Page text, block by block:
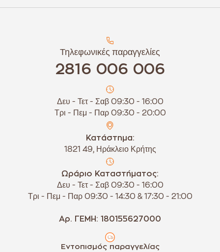
Τηλεφωνικές παραγγελίες
2816 006 006
Δευ - Τετ - Σαβ 09:30 - 16:00
Τρι - Πεμ - Παρ 09:30 - 20:00
Κατάστημα:
1821 49, Ηράκλειο Κρήτης
Ωράριο Καταστήματος:
Δευ - Τετ - Σαβ 09:30 - 16:00
Τρι - Πεμ - Παρ 09:30 - 14:30 & 17:30 - 21:00
Αρ. ΓΕΜΗ: 180155627000
Εντοπισμός παραγγελίας